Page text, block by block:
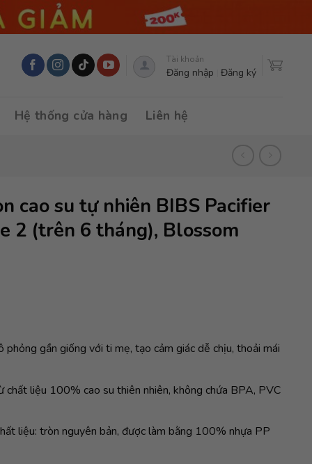
Tài khoản
Đăng nhập Đăng ký
Hệ thống cửa hàng Liên hệ
cao su tự nhiên BIBS Pacifier
2 (trên 6 tháng), Blossom
gần giống với ti mẹ, tạo cảm giác dễ chịu, thoải mái
chất liệu 100% cao su thiên nhiên, không chứa BPA, PVC
liệu: tròn nguyên bản, được làm bằng 100% nhựa PP